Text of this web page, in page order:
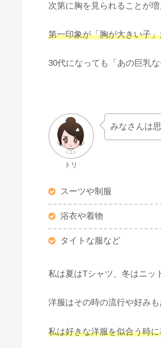
次第に胸を見られることが
第一印象が「胸が大きい子
30代になっても「あの巨乳
トリ
みなさんは
スーツや制服
浴衣や着物
タイトな服など
私は夏はTシャツ、冬はニッ
洋服はその時の流行や好みも
私は好きな洋服を似合う時